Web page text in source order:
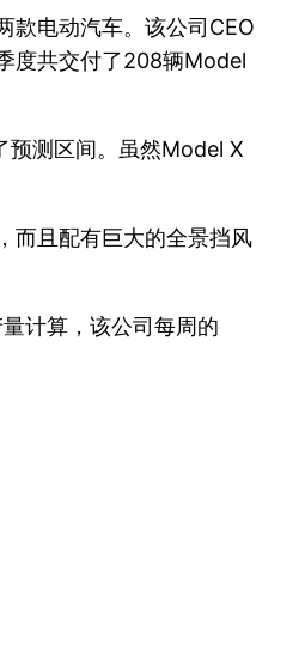
款电动汽车。该公司CEO
度共交付了208辆Model
预测区间。虽然Model X
而且配有巨大的全景挡风
计算，该公司每周的